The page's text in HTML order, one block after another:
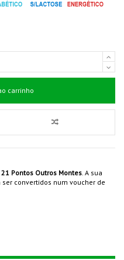
carrinho
21 Pontos Outros Montes. A sua
ser convertidos num voucher de